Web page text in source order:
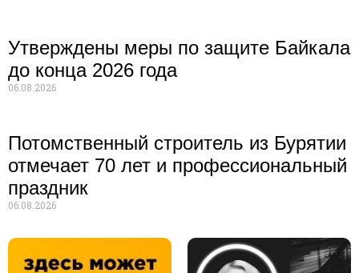
Утверждены меры по защите Байкала
до конца 2026 года
06.08.2026
Потомственный строитель из Бурятии
отмечает 70 лет и профессиональный
праздник
06.08.2026